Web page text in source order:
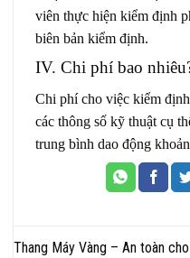
viên thực hiện kiểm định
biên bản kiểm định.
IV. Chi phí bao
Chi phí cho việc kiểm
các thông số kỹ thuật cụ
trung bình dao động
Thang Máy Vàng – An toàn cho